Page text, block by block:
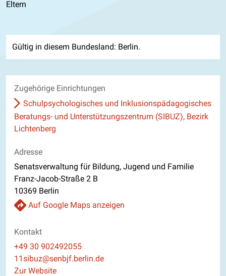
Eltern
Gültig in diesem Bundesland: Berlin.
Zugehörige Einrichtungen
Schulpsychologisches und Inklusionspädagogisches
Beratungs- und Unterstützungszentrum (SIBUZ), Bezirk
Lichtenberg
Adresse
Senatsverwaltung für Bildung, Jugend und Familie
Franz-Jacob-Straße 2 B
10369 Berlin
Auf Google Maps anzeigen
Kontakt
Telefon
+49 30 902492055
E-Mail
11sibuz@senbjf.berlin.de
Website
Zur Website